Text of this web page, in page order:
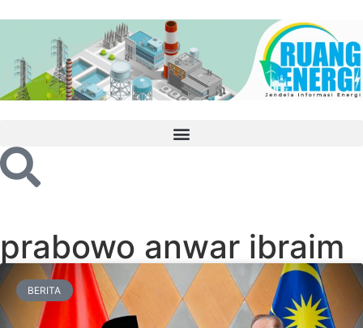
prabowo anwar ibraim
BERITA